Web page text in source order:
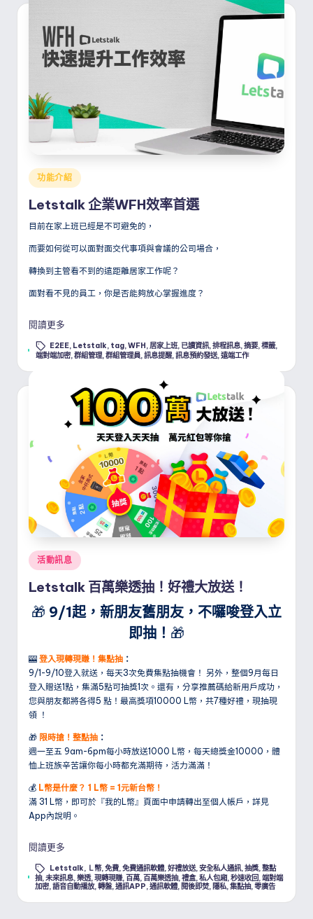
Posted
in
功能介紹
Letstalk 企業WFH效率首選
目前在家上班已經是不可避免的，
而要如何從可以面對面交代事項與會議的公司場合，
轉換到主管看不到的遠距離居家工作呢？
面對看不見的員工，你是否能夠放心掌握進度？
閱讀更多
Tags: E2EE, Letstalk, tag,WFH ,居家上班, 已讀資訊,排程訊息,摘要,標籤,
端對端加密,群組管理,群組管理員,訊息提醒,訊息預約發送,遠端工作
Posted
in
活動訊息
Letstalk 百萬樂透抽！好禮大放送！
🎁 9/1起，新朋友舊朋友，不囉唆登入立
即抽！ 🎁
🎰 登入現轉現賺！集點抽 ：
9/1-9/10登入就送，每天3次免費集點抽機會！ 另外，整個9月每日
登入贈送1點，集滿5點可抽獎1次。還有，分享推薦碼給新用戶成功，
您與朋友都將各得5 點！最高獎項10000 L幣，共7種好禮，現抽現
領 ！
🎁 限時搶！整點抽 ：
週一至五 9am-6pm每小時放送1000 L幣，每天總獎金10000，體
恤上班族辛苦讓你每小時都充滿期待，活力滿滿！
💰 L幣是什麼？ 1 L幣 = 1元新台幣！
滿 31 L幣，即可於『我的L幣』頁面中申請轉出至個人帳戶，詳見
App內說明。
閱讀更多
Tags:
Letstalk, Ｌ幣,免費,免費通訊軟體,好禮放送,安全私人通訊,抽獎,整點
抽,未來訊息,樂透,現轉現賺,百萬,百萬樂透抽,禮盒,私人包廂,秒速收回,端對端
加密,語音自動播放,轉盤,通訊APP,通訊軟體, 閱後即焚, 隱私,集點抽,零廣告